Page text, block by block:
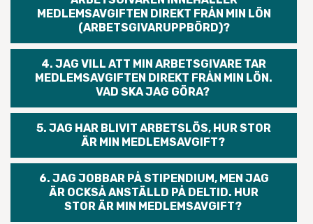
MEDLEMSAVGIFTEN DIREKT FRÅN MIN LÖN
(ARBETSGIVARUPPBÖRD)?
4. JAG VILL ATT MIN ARBETSGIVARE TAR
MEDLEMSAVGIFTEN DIREKT FRÅN MIN LÖN.
VAD SKA JAG GÖRA?
5. JAG HAR BLIVIT ARBETSLÖS, HUR STOR
ÄR MIN MEDLEMSAVGIFT?
6. JAG JOBBAR PÅ STIPENDIUM, MEN JAG
ÄR OCKSÅ ANSTÄLLD PÅ DELTID. HUR
STOR ÄR MIN MEDLEMSAVGIFT?